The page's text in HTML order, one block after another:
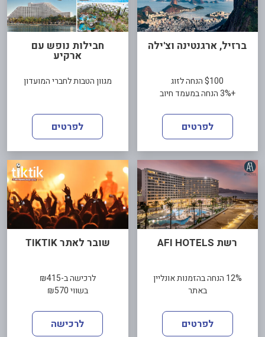
ברזיל, ארגנטינה וצ'ילה
$100 הנחה לזוג
+3% הנחה במעמד חיוב
לפרטים
חבילות נופש עם
ארקיע
מגוון הטבות לחברי המועדון
לפרטים
רשת AFI HOTELS
12% הנחה בהזמנות אונליין
באתר
לפרטים
שובר לאתר TIKTIK
לרכישה ב-₪415
בשווי ₪570
לרכישה